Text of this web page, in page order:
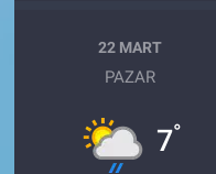
22 MART
PAZAR
7°